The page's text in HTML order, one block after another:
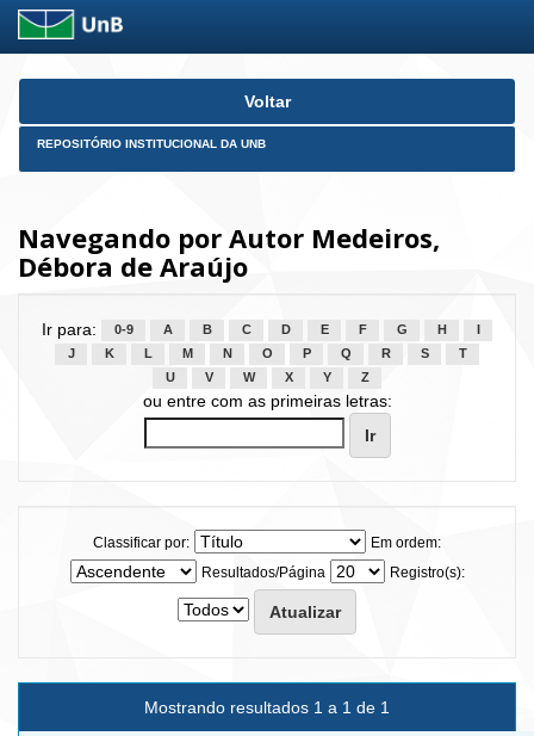
Skip
Voltar
REPOSITÓRIO INSTITUCIONAL DA UNB
Navegando por Autor Medeiros,
Débora de Araújo
Ir para: 0-9 A B C D E F G H
J
K L M N O P Q R S
T
U
V W X Y Z
ou entre com as primeiras letras:
Classificar por:
Em ordem:
Resultados/Página
Registro(s):
Mostrando resultados 1 a 1 de 1